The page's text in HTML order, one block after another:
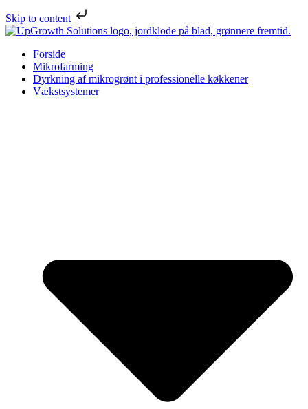
Skip to content
Forside
Mikrofarming
Dyrkning af mikrogrønt i professionelle køkkener
Vækstsystemer